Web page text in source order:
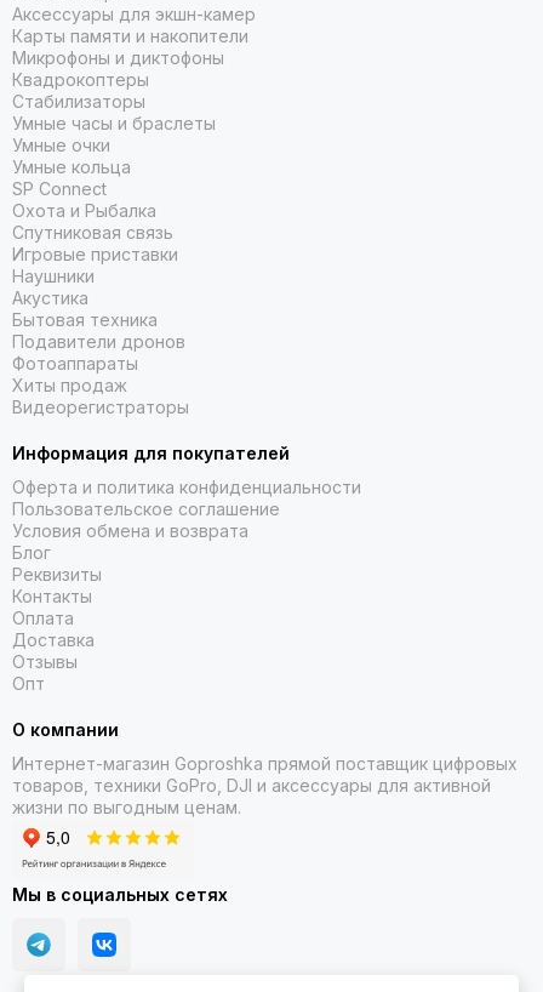
Секрет баланса внутри
Цель у кольца простая – не считать калории, а помочь
держать баланс. Оно отслеживает, как тело справляется
восстанавливаться, и в каком режиме сейчас работает
организм. Без морали, без требований, без давления.
Просто подсказки в нужный момент, чтобы день был в
удовольствие, а не на износ.
Когда важна не длина, а глубина
Спать по восемь часов – не гарантия бодрости. Кольцо
Аксессуары для экшн-камер
Карты памяти и накопители
Микрофоны и диктофоны
Квадрокоптеры
Стабилизаторы
Умные часы и браслеты
Умные очки
Умные кольца
SP Connect
Охота и Рыбалка
Спутниковая связь
Игровые приставки
Наушники
Акустика
Бытовая техника
Подавители дронов
Фотоаппараты
Хиты продаж
Видеорегистраторы
Информация для покупателей
Оферта и политика конфиденциальности
Пользовательское соглашение
Условия обмена и возврата
Блог
Реквизиты
Контакты
Оплата
Доставка
Отзывы
Опт
О компании
Интернет-магазин Goproshka прямой поставщик цифровых
товаров, техники GoPro, DJI и аксессуары для активной
жизни по выгодным ценам.
Мы в социальных сетях